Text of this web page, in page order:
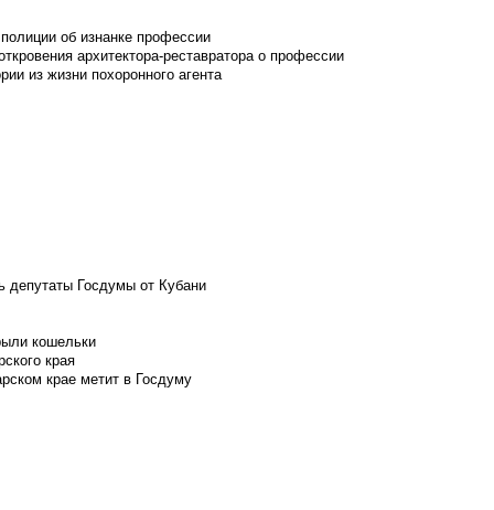
об изнанке профессии
архитектора-реставратора о профессии
из жизни похоронного агента
депутаты Госдумы от Кубани
кошельки
края
крае метит в Госдуму